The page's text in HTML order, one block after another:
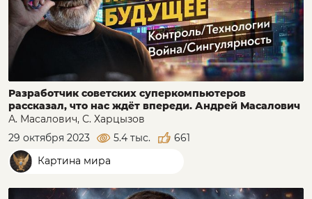
Разработчик советских суперкомпьютеров
рассказал, что нас ждёт впереди. Андрей Масалович
А. Масалович, С. Харцызов
29 октября 2023
5.4 тыс.
661
Картина мира